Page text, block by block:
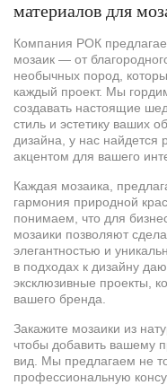
материалов для
Компания РОК
мозаик — от
необычных пород,
каждый проект. Мы
создавать настоящие
стиль и эстетику ваших
дизайна, у нас найдется
акцентом для вашего
Каждая мозаика,
гармония природной
понимаем, что для
мозаики позволяют
элегантностью и
в подходах к дизайну
эксклюзивные проекты,
вашего бренда.
Закажите мозаики из
чтобы добавить вашему
вид. Мы предлагаем не
профессиональную